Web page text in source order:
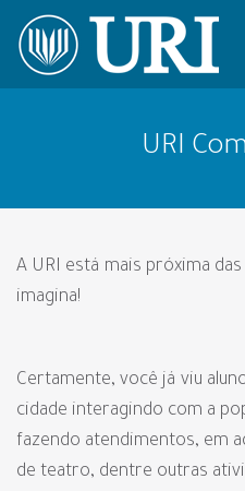
URI
A URI está mais próxima
imagina!
Certamente, você já viu
cidade interagindo com a
fazendo atendimentos, em
de teatro, dentre outras